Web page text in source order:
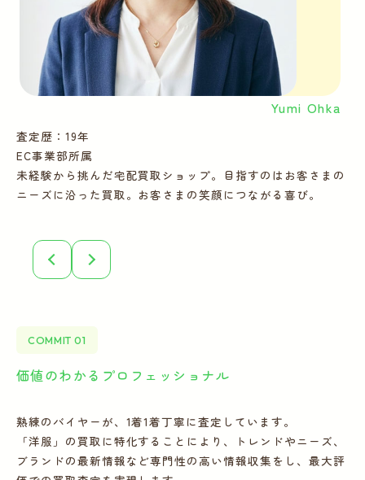
Yumi Ohka
査定歴：19年
EC事業部所属
未経験から挑んだ宅配買取ショップ。目指すのはお客さまの
ニーズに沿った買取。お客さまの笑顔につながる喜び。
COMMIT 01
価値のわかるプロフェッショナル
熟練のバイヤーが、1着1着丁寧に査定しています。
「洋服」の買取に特化することにより、トレンドやニーズ、
ブランドの最新情報など専門性の高い情報収集をし、最大評